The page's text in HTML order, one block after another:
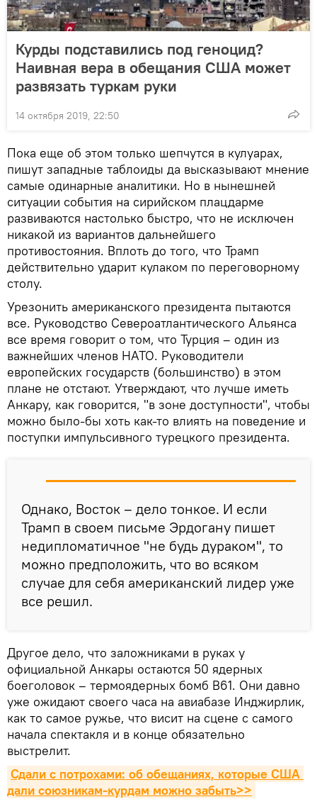
Курды подставились под геноцид?
Наивная вера в обещания США может
развязать туркам руки
14 октября 2019, 22:50
Пока еще об этом только шепчутся в кулуарах,
пишут западные таблоиды да высказывают мнение
самые одинарные аналитики. Но в нынешней
ситуации события на сирийском плацдарме
развиваются настолько быстро, что не исключен
никакой из вариантов дальнейшего
противостояния. Вплоть до того, что Трамп
действительно ударит кулаком по переговорному
столу.
Урезонить американского президента пытаются
все. Руководство Североатлантического Альянса
все время говорит о том, что Турция – один из
важнейших членов НАТО. Руководители
европейских государств (большинство) в этом
плане не отстают. Утверждают, что лучше иметь
Анкару, как говорится, "в зоне доступности", чтобы
можно было-бы хоть как-то влиять на поведение и
поступки импульсивного турецкого президента.
Однако, Восток – дело тонкое. И если
Трамп в своем письме Эрдогану пишет
недипломатичное "не будь дураком", то
можно предположить, что во всяком
случае для себя американский лидер уже
все решил.
Другое дело, что заложниками в руках у
официальной Анкары остаются 50 ядерных
боеголовок – термоядерных бомб В61. Они давно
уже ожидают своего часа на авиабазе Инджирлик,
как то самое ружье, что висит на сцене с самого
начала спектакля и в конце обязательно
выстрелит.
Сдали с потрохами: об обещаниях, которые США
дали союзникам-курдам можно забыть>>